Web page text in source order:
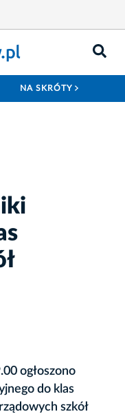
NA SKRÓTY
ogłoszono
do klas
szkół